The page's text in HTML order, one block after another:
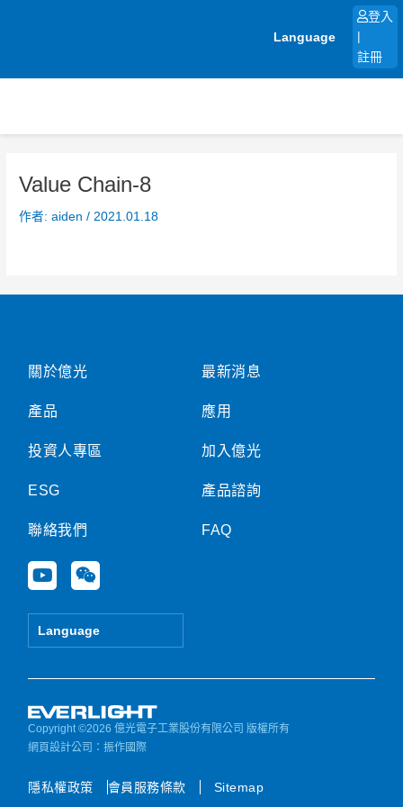
Language
登入
註冊
Value Chain-8
作者:aiden/ 2021.01.18
關於億光
產品
投資人專區
ESG
聯絡我們
Y
o
u
e
W
e
i
Language
最新消息
應用
加入億光
產品諮詢
FAQ
Copyright ©2026 億光電子工業股份有限公司 版權所有
網頁設計公司 ：振作國際
隱私權政策 會員服務條款 Sitemap